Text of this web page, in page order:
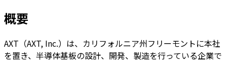
概要
AXT（AXT, Inc.）は、カリフォルニア州フリーモントに本社
を置き、半導体基板の設計、開発、製造を行っている企業で